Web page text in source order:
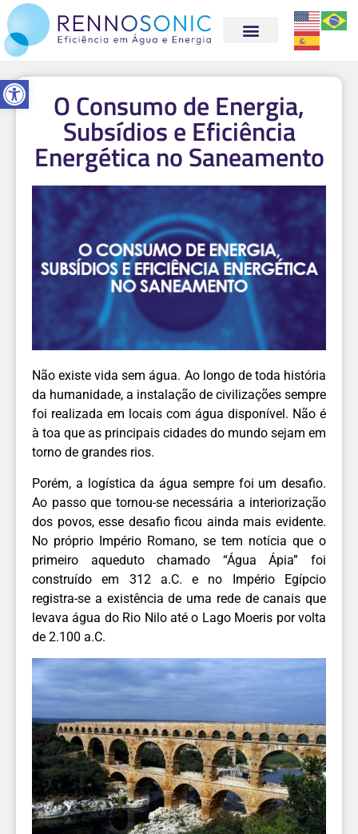
Abrir a barra de ferramentas
O Consumo de Energia,
Subsídios e Eficiência
Energética no Saneamento
Não existe vida sem água. Ao longo de toda história
da humanidade, a instalação de civilizações sempre
foi realizada em locais com água disponível. Não é
à toa que as principais cidades do mundo sejam em
torno de grandes rios.
Porém, a logística da água sempre foi um desafio.
Ao passo que tornou-se necessária a interiorização
dos povos, esse desafio ficou ainda mais evidente.
No próprio Império Romano, se tem notícia que o
primeiro aqueduto chamado “Água Ápia” foi
construído em 312 a.C. e no Império Egípcio
registra-se a existência de uma rede de canais que
levava água do Rio Nilo até o Lago Moeris por volta
de 2.100 a.C.